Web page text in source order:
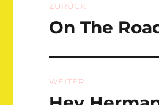
ZURÜCK
Vorheriger
On The
WEITER
Nächster